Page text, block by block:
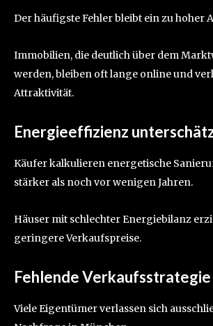
Der häufigste Fehler bleibt ein zu hoher
Immobilien, die deutlich über dem
werden, bleiben oft lange online und
Attraktivität.
Energieeffizienz
Käufer kalkulieren energetische
stärker als noch vor wenigen Jahren.
Häuser mit schlechter Energiebilanz
geringere Verkaufspreise.
Fehlende Verkaufsstrategie
Viele Eigentümer verlassen sich